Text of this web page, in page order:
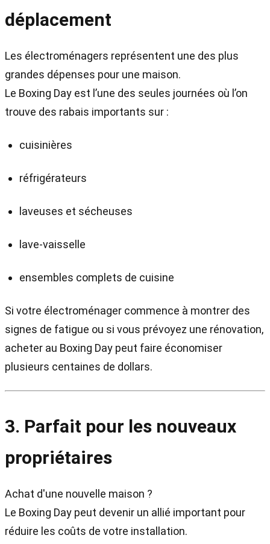
déplacement
Les électroménagers représentent une des plus
grandes dépenses pour une maison.
Le Boxing Day est l’une des seules journées où l’on
trouve des rabais importants sur :
cuisinières
réfrigérateurs
laveuses et sécheuses
lave-vaisselle
ensembles complets de cuisine
Si votre électroménager commence à montrer des
signes de fatigue ou si vous prévoyez une rénovation,
acheter au Boxing Day peut faire économiser
plusieurs centaines de dollars.
3. Parfait pour les nouveaux
propriétaires
Achat d'une nouvelle maison ?
Le Boxing Day peut devenir un allié important pour
réduire les coûts de votre installation.